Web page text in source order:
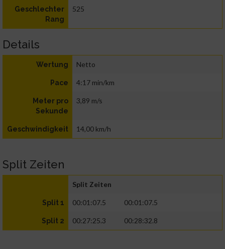
Geschlechter
Rang
525
Details
Wertung Netto
Pace 4:17 min/km
Meter pro
Sekunde
3,89 m/s
Geschwindigkeit 14,00 km/h
Split Zeiten
Split Zeiten
Split 1 00:01:07.5 00:01:07.5
Split 2 00:27:25.3 00:28:32.8